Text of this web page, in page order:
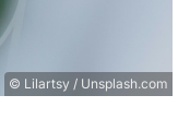
© Lilartsy / Unsplash.com